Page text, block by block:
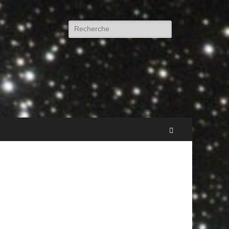
Rechercher :
Recherche